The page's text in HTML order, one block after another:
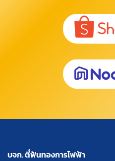
บจก. ตี๋ฟันทองการไฟฟ้า